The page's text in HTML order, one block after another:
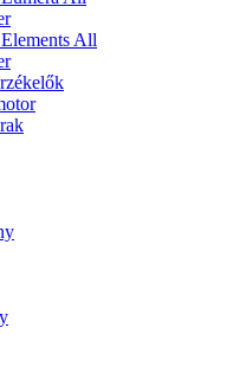
All